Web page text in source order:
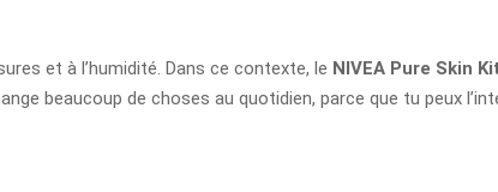
et à l’humidité. Dans ce contexte, le NIVEA Pure Skin
beaucoup de choses au quotidien, parce que tu peux